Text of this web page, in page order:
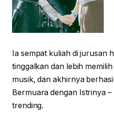
Ia sempat kuliah di jurusan
tinggalkan dan lebih
musik, dan akhirnya
Bermuara dengan Istrinya
trending.